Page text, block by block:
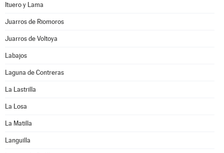
Ituero y Lama
Juarros de Riomoros
Juarros de Voltoya
Labajos
Laguna de Contreras
La Lastrilla
La Losa
La Matilla
Languilla